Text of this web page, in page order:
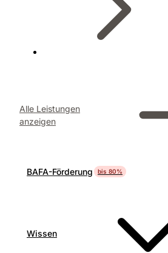
Alle Leistungen
anzeigen
BAFA-Förderung bis 80%
Wissen